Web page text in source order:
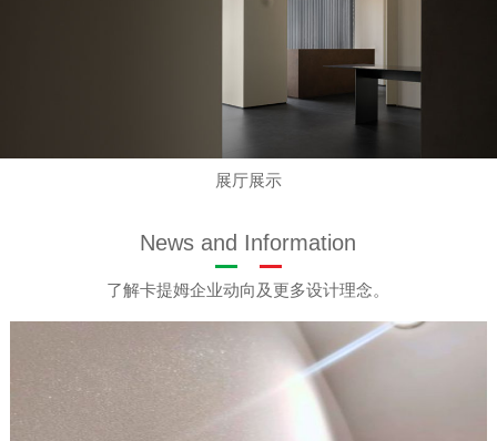
展厅展示
News and Information
了解卡提姆企业动向及更多设计理念。